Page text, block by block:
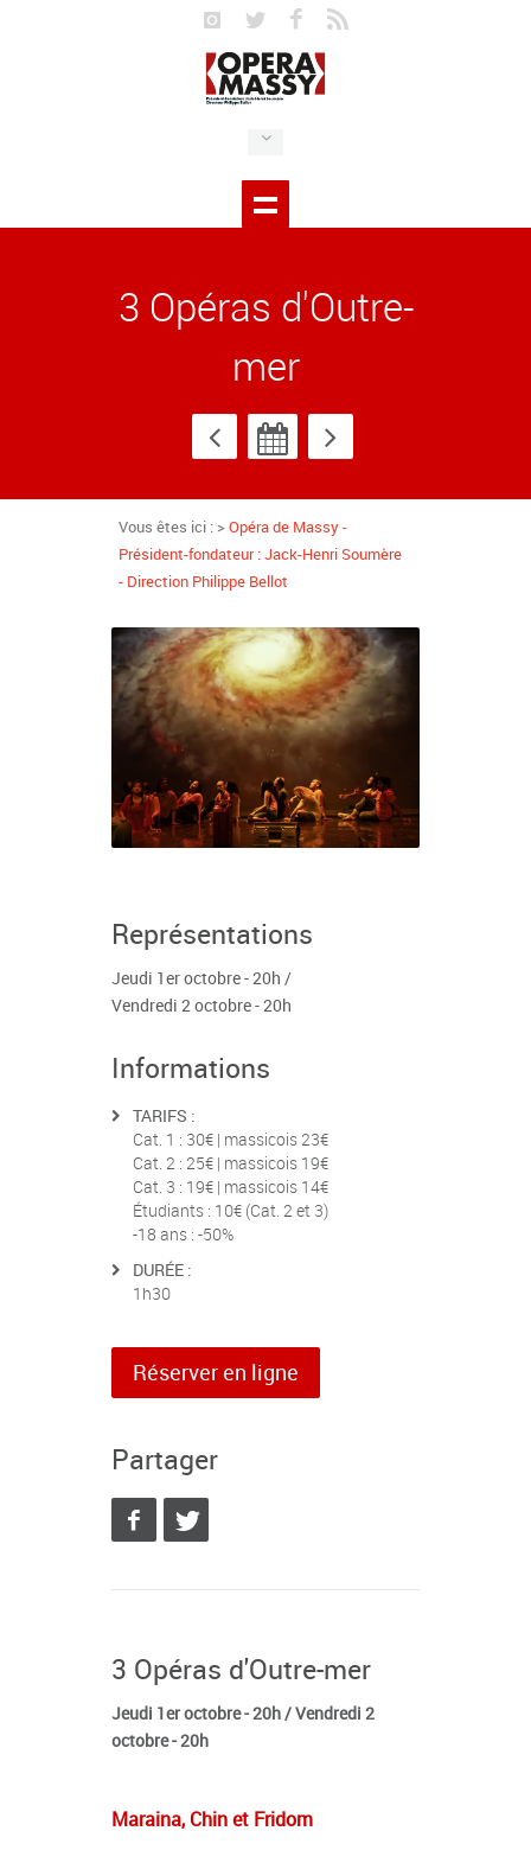
3 Opéras d'Outre-
mer
Vous êtes ici : >Opéra de Massy -
Président-fondateur : Jack-Henri Soumère
- Direction Philippe Bellot
Représentations
Jeudi 1er octobre - 20h /
Vendredi 2 octobre - 20h
Informations
TARIFS :
Cat. 1 : 30€ | massicois 23€
Cat. 2 : 25€ | massicois 19€
Cat. 3 : 19€ | massicois 14€
Étudiants : 10€ (Cat. 2 et 3)
-18 ans : -50%
DURÉE :
1h30
Réserver en ligne
Partager
3 Opéras d'Outre-mer
Jeudi 1er octobre - 20h / Vendredi 2
octobre - 20h
Maraina, Chin et Fridom